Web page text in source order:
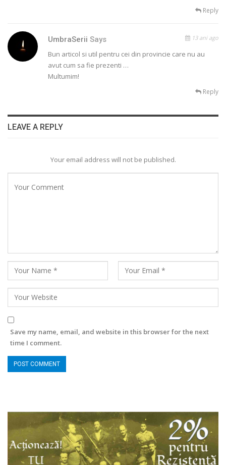
Reply
UmbraSerii Says 13 ani ago
Bun articol si util pentru cei din provincie care nu au
avut cum sa fie prezenti …
Multumim!
Reply
LEAVE A REPLY
Your email address will not be published.
Save my name, email, and website in this browser for the next
time I comment.